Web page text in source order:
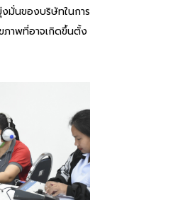
มั่นของบริษัทในการ
ภาพที่อาจเกิดขึ้นตั้ง